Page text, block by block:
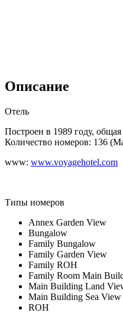
Описание
Отель
Построен в 1989 году,
Количество номеров: 136
www: www.voyagehotel.com
Типы номеров
Annex Garden View
Bungalow
Family Bungalow
Family Garden View
Family ROH
Family Room Main
Main Building Land
Main Building Sea View
ROH